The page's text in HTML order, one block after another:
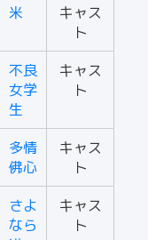
米
キャス
ト
不良
女学
生
キャス
ト
多情
佛心
キャス
ト
さよ
なら
キャス
ト